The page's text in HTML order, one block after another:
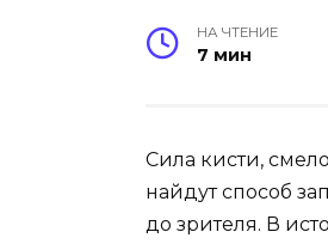
НА ЧТЕНИЕ
7 мин
Сила кисти,
найдут способ
до зрителя. В